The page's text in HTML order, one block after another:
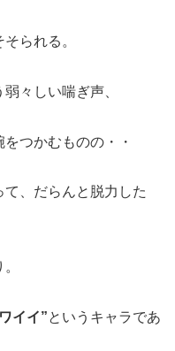
そられる。
々しい喘ぎ声、
つかむものの・・
、だらんと脱力した
イイ”というキャラであ